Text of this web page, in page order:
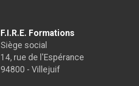
F.I.R.E. Formations
Siège social
14, rue de l'Espérance
94800 - Villejuif